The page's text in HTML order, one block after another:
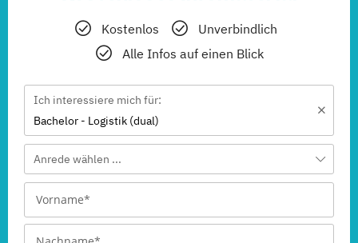
Kostenlos
Unverbindlich
Alle Infos auf einen Blick
Ich interessiere mich für:
Bachelor - Logistik (dual)
Anrede wählen ...